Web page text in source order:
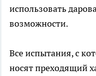
использовать
возможности.
Все испытания, с
носят преходящий